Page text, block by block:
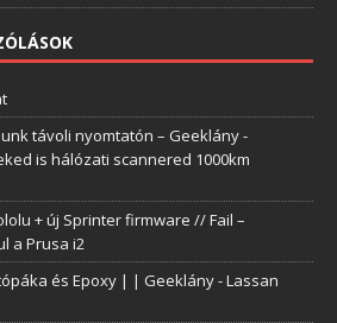
távoli nyomtatón – Geeklány-
is hálózati scannered 1000km
+ új Sprinter firmware // Fail –
a Prusa i2
és Epoxy | | Geeklány-Lassan